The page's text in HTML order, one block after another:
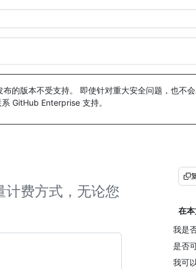
布的版本不受支持。 即使针对重大安全问题，也不
GitHub Enterprise 支持。
费方式，无论您
在
我是
是否
我可